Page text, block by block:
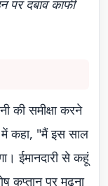
पर दबाव काफी
की समीक्षा करने
में कहा, "मैं इस साल
ईमानदारी से कहूं
कप्तान पर मढ़ना